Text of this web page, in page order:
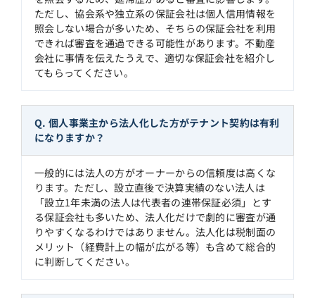
ただし、協会系や独立系の保証会社は個人信用情報を
照会しない場合が多いため、そちらの保証会社を利用
できれば審査を通過できる可能性があります。不動産
会社に事情を伝えたうえで、適切な保証会社を紹介し
てもらってください。
Q. 個人事業主から法人化した方がテナント契約は有利
になりますか？
一般的には法人の方がオーナーからの信頼度は高くな
ります。ただし、設立直後で決算実績のない法人は
「設立1年未満の法人は代表者の連帯保証必須」とす
る保証会社も多いため、法人化だけで劇的に審査が通
りやすくなるわけではありません。法人化は税制面の
メリット（経費計上の幅が広がる等）も含めて総合的
に判断してください。